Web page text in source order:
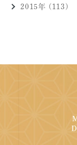
2015年 (113)